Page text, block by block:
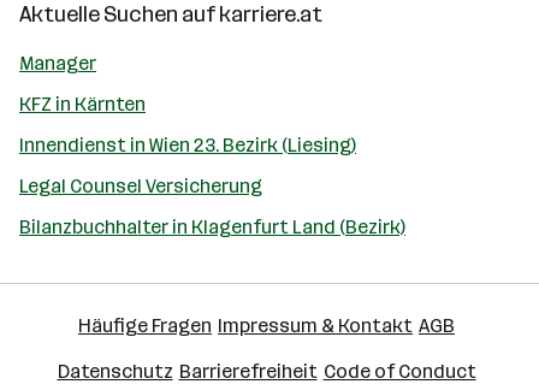
Aktuelle Suchen aufkarriere.at
Manager
KFZ in Kärnten
Innendienst in Wien 23. Bezirk (Liesing)
Legal Counsel Versicherung
Bilanzbuchhalter in Klagenfurt Land (Bezirk)
Häufige Fragen Impressum & Kontakt AGB
Datenschutz Barrierefreiheit Code of Conduct